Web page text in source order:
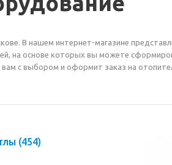
В нашем интернет-магазине
на основе которых вы можете
с выбором и оформит заказ на
(454)